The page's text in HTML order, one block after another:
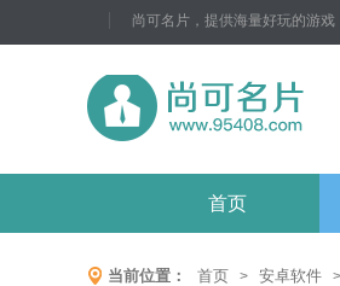
尚可名片，提供海量好玩的游戏
首页
当前位置： 首页 > 安卓软件 >